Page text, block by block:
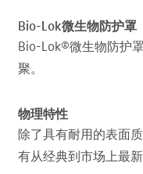
Bio-Lok微生物防护罩
Bio-Lok®微生物防护
聚。
物理特性
除了具有耐用的表面
有从经典到市场上最